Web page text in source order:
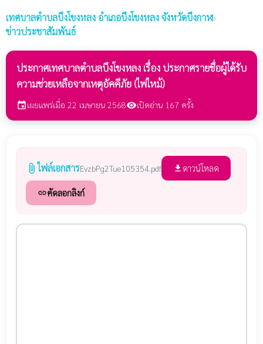
เทศบาลตำบลบึงโขงหลง อำเภอบึงโขงหลง จังหวัดบึงกาฬ›
ข่าวประชาสัมพันธ์
ประกาศเทศบาลตำบลบึงโขงหลง เรื่อง ประกาศรายชื่อผู้ได้รับ
ความช่วยเหลือจากเหตุอัคคีภัย (ไฟไหม้)
eventเผยแพร่เมื่อ 22 เมษายน 2568visibilityเปิดอ่าน 167 ครั้ง
attach_file ไฟล์เอกสารEvzbPg2Tue105354.pdf file_download ดาวน์โหลด
linkคัดลอกลิงก์